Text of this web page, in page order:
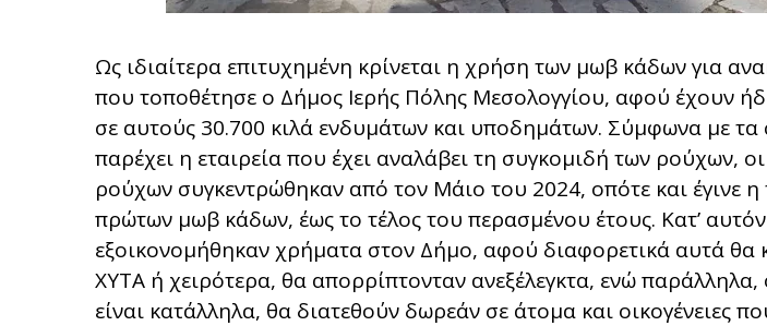
Ως ιδιαίτερα επιτυχημένη κρίνεται η χρήση των μωβ κάδων για
που τοποθέτησε ο Δήμος Ιερής Πόλης Μεσολογγίου, αφού έχουν
σε αυτούς 30.700 κιλά ενδυμάτων και υποδημάτων. Σύμφωνα με τα
παρέχει η εταιρεία που έχει αναλάβει τη συγκομιδή των ρούχων,
ρούχων συγκεντρώθηκαν από τον Μάιο του 2024, οπότε και έγινε
πρώτων μωβ κάδων, έως το τέλος του περασμένου έτους. Κατ’
εξοικονομήθηκαν χρήματα στον Δήμο, αφού διαφορετικά αυτά θα
ΧΥΤΑ ή χειρότερα, θα απορρίπτονταν ανεξέλεγκτα, ενώ
είναι κατάλληλα, θα διατεθούν δωρεάν σε άτομα και οικογένειες